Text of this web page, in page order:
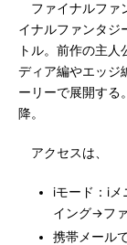
ファイナルファ
イナルファンタジ
トル。前作の主
ディア編やエッジ
ーリーで展開する
降。
アクセスは、
iモード：i
イング→フ
携帯メール